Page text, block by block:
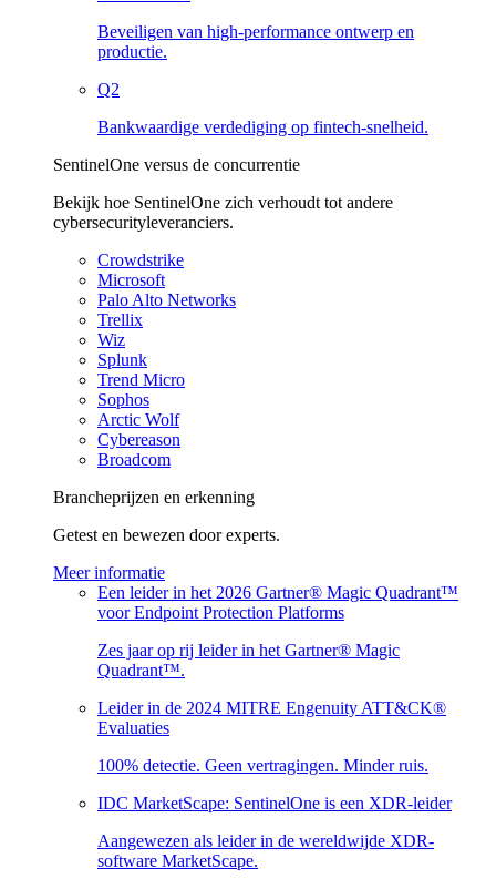
Beveiligen van high-performance ontwerp en
productie.
Q2
Bankwaardige verdediging op fintech-snelheid.
SentinelOne versus de concurrentie
Bekijk hoe SentinelOne zich verhoudt tot andere
cybersecurityleveranciers.
Crowdstrike
Microsoft
Palo Alto Networks
Trellix
Wiz
Splunk
Trend Micro
Sophos
Arctic Wolf
Cybereason
Broadcom
Brancheprijzen en erkenning
Getest en bewezen door experts.
Meer informatie
Een leider in het 2026 Gartner® Magic Quadrant™
voor Endpoint Protection Platforms
Zes jaar op rij leider in het Gartner® Magic
Quadrant™.
Leider in de 2024 MITRE Engenuity ATT&CK®
Evaluaties
100% detectie. Geen vertragingen. Minder ruis.
IDC MarketScape: SentinelOne is een XDR-leider
Aangewezen als leider in de wereldwijde XDR-
software MarketScape.